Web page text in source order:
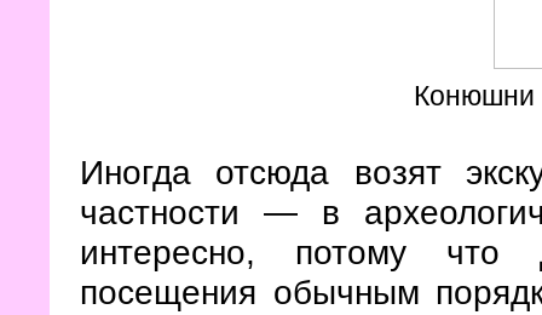
Конюшни
Иногда отсюда возят
частности — в
интересно, потому что
посещения обычным